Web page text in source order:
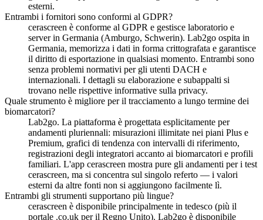
esterni.
Entrambi i fornitori sono conformi al GDPR?
cerascreen è conforme al GDPR e gestisce laboratorio e
server in Germania (Amburgo, Schwerin). Lab2go ospita in
Germania, memorizza i dati in forma crittografata e garantisce
il diritto di esportazione in qualsiasi momento. Entrambi sono
senza problemi normativi per gli utenti DACH e
internazionali. I dettagli su elaborazione e subappalti si
trovano nelle rispettive informative sulla privacy.
Quale strumento è migliore per il tracciamento a lungo termine dei
biomarcatori?
Lab2go. La piattaforma è progettata esplicitamente per
andamenti pluriennali: misurazioni illimitate nei piani Plus e
Premium, grafici di tendenza con intervalli di riferimento,
registrazioni degli integratori accanto ai biomarcatori e profili
familiari. L'app cerascreen mostra pure gli andamenti per i test
cerascreen, ma si concentra sul singolo referto — i valori
esterni da altre fonti non si aggiungono facilmente lì.
Entrambi gli strumenti supportano più lingue?
cerascreen è disponibile principalmente in tedesco (più il
portale .co.uk per il Regno Unito). Lab2go è disponibile